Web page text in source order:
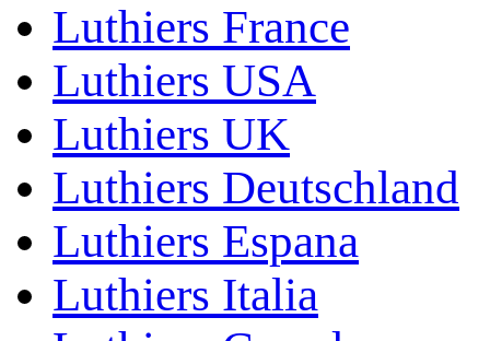
Luthiers France
Luthiers USA
Luthiers UK
Luthiers Deutschland
Luthiers Espana
Luthiers Italia